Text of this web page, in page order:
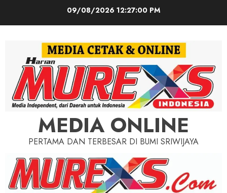
09/08/202612:27:01 PM
MEDIA ONLINE
PERTAMA DAN TERBESAR DI BUMI SRIWIJAYA